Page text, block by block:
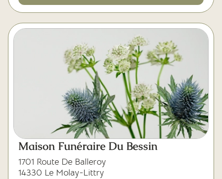
Maison Funéraire Du Bessin
1701 Route De Balleroy
14330 Le Molay-Littry